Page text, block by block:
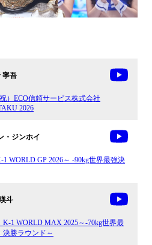
寧吾
）ECO信頼サービス株式会社
2026
・ジンホイ
WORLD GP 2026～ -90kg世界最強決
斗
K-1 WORLD MAX 2025～-70kg世界最
勝ラウンド～